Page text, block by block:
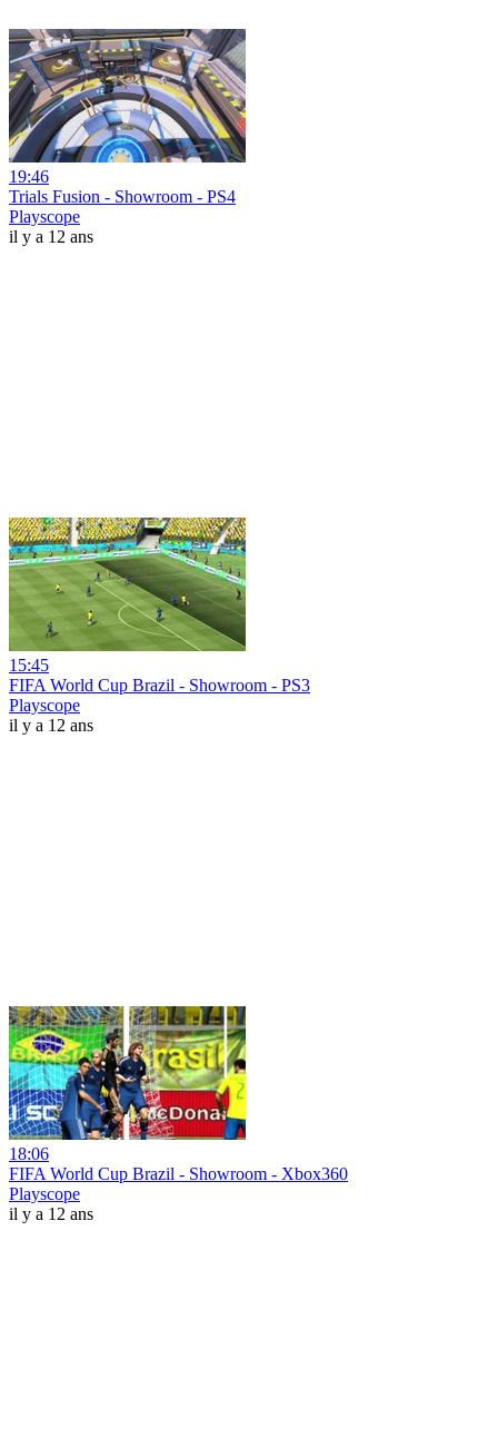
19:46
Trials Fusion - Showroom - PS4
Playscope
il y a 12 ans
15:45
FIFA World Cup Brazil - Showroom - PS3
Playscope
il y a 12 ans
18:06
FIFA World Cup Brazil - Showroom - Xbox360
Playscope
il y a 12 ans